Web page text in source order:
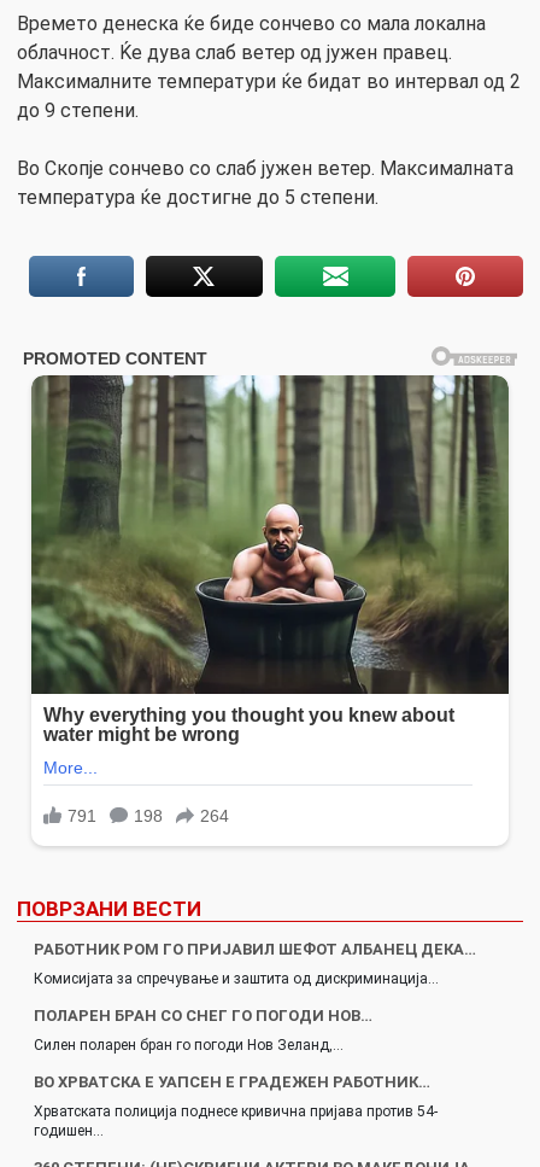
Времето денеска ќе биде сончево со мала локална
облачност. Ќе дува слаб ветер од јужен правец.
Максималните температури ќе бидат во интервал од 2
до 9 степени.
Во Скопје сончево со слаб јужен ветер. Максималната
температура ќе достигне до 5 степени.
ПОВРЗАНИ ВЕСТИ
РАБОТНИК РОМ ГО ПРИЈАВИЛ ШЕФОТ АЛБАНЕЦ ДЕКА…
Комисијата за спречување и заштита од дискриминација…
ПОЛАРЕН БРАН СО СНЕГ ГО ПОГОДИ НОВ…
Силен поларен бран го погоди Нов Зеланд,…
ВО ХРВАТСКА Е УАПСЕН Е ГРАДЕЖЕН РАБОТНИК…
Хрватската полиција поднесе кривична пријава против 54-
годишен…